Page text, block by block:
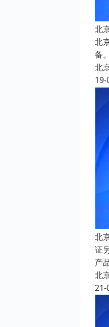
北
北
备
北
19-
北
证
产
北
21-